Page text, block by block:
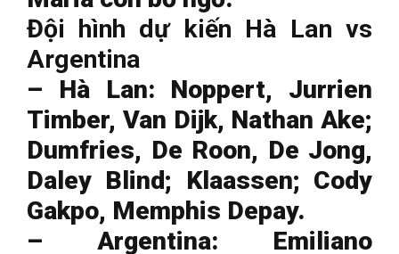
Đội hình dự kiến Hà Lan vs
Argentina
– Hà Lan: Noppert, Jurrien
Timber, Van Dijk, Nathan Ake;
Dumfries, De Roon, De Jong,
Daley Blind; Klaassen; Cody
Gakpo, Memphis Depay.
– Argentina: Emiliano